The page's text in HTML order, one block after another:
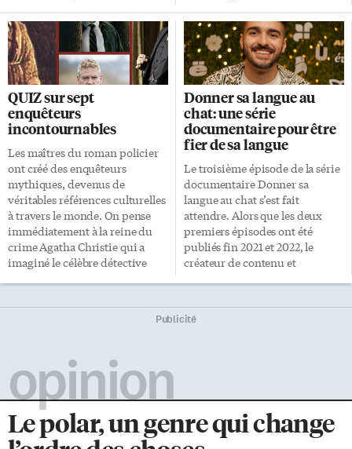
apportés aux personnes vivant
avec une démence. Dans ce
contexte, la musique est
souvent décrite comme
un traitement non
pharmacologique peu coûteux
permettant d’atténuer les
symptômes comportementaux
et psychologiques, sans effets
secondaires. Je crois
fermement que la musique
devrait occuper une place
centrale dans les soins fournis
aux personnes vivant avec une
démence. […]
sociaux pour les jeunes sont
bien connus. Par exemple, une
étude réalisée en 2025 a révélé
que les enfants qui y sont actifs
sont deux fois plus à risque que
les autres de rapporter des
symptômes de dépression ou
d’anxiété. En réaction à ces
préoccupations grandissantes,
des pays ont décidé d’agir. C’est
l’Australie qui a démarré le bal
[…]
QUIZ sur sept
enquêteurs
incontournables
Les maîtres du roman policier
ont créé des enquêteurs
mythiques, devenus de
véritables références culturelles
à travers le monde. On pense
immédiatement à la reine du
crime Agatha Christie qui a
imaginé le célèbre détective
Conan Doyle, père du renommé
francophone, impossible de ne
pas penser à Georges Simenon
et à son commissaire fumeur de
pipe. Comme on le sait, sa
méthode repose sur l’intuition,
l’observation psychologique et
Donner sa langue au
chat: une série
documentaire pour être
fier de sa langue
Le troisième épisode de la série
documentaire Donner sa
langue au chat s’est fait
attendre. Alors que les deux
premiers épisodes ont été
publiés fin 2021 et 2022, le
créateur de contenu et
résilience pour parvenir à
lancer le troisième au début
Le premier revient sur les
grandes luttes des
francophones en situation
Publicité
opinion
Le polar, un genre qui change